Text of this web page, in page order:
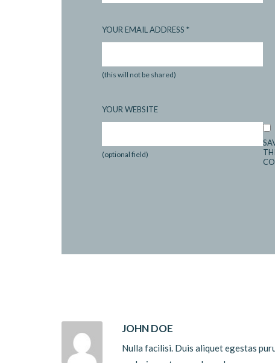
YOUR EMAIL ADDRESS *
(this will not be shared)
YOUR WEBSITE
(optional field)
JOHN DOE
Nulla facilisi. Duis aliquet egestas